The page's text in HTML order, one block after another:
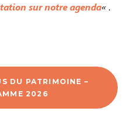
sur notre agenda« .
DU PATRIMOINE –
2026